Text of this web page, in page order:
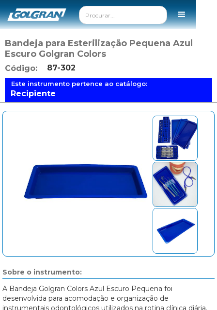
Bandeja para Esterilização Pequena Azul
Escuro Golgran Colors
Código: 87-302
Este instrumento pertence ao catálogo:
Recipiente
Sobre o instrumento:
A Bandeja Golgran Colors Azul Escuro Pequena foi
desenvolvida para acomodação e organização de
instrumentais odontológicos utilizados na rotina clínica diária.